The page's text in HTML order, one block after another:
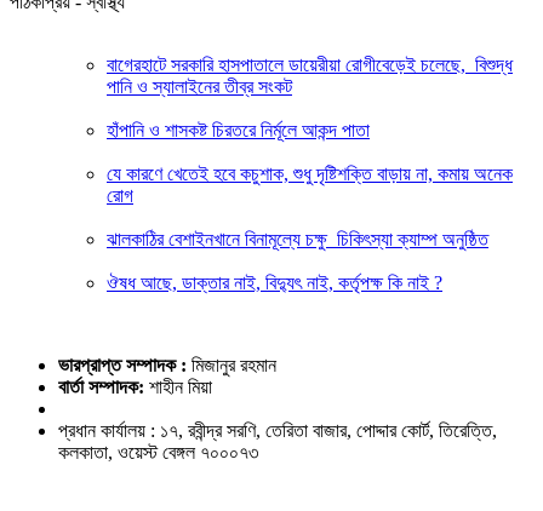
বাগেরহাটে সরকারি হাসপাতালে ডায়েরীয়া রোগীবেড়েই চলেছে, বিশুদ্ধ
পানি ও স্যালাইনের তীব্র সংকট
হাঁপানি ও শাসকষ্ট চিরতরে নির্মূলে আকন্দ পাতা
যে কারণে খেতেই হবে কচুশাক, শুধু দৃষ্টিশক্তি বাড়ায় না, কমায় অনেক
রোগ
ঝালকাঠির বেশাইনখানে বিনামূল্যে চক্ষু চিকিৎস্যা ক্যাম্প অনুষ্ঠিত
ঔষধ আছে, ডাক্তার নাই, বিদ্যুৎ নাই, কর্তৃপক্ষ কি নাই ?
ভারপ্রাপ্ত সম্পাদক : মিজানুর রহমান
বার্তা সম্পাদক: শাহীন মিয়া
প্রধান কার্যালয় : ১৭, রবীন্দ্র সরণি, তেরিতা বাজার, পোদ্দার কোর্ট, তিরেত্তি,
কলকাতা, ওয়েস্ট বেঙ্গল ৭০০০৭৩